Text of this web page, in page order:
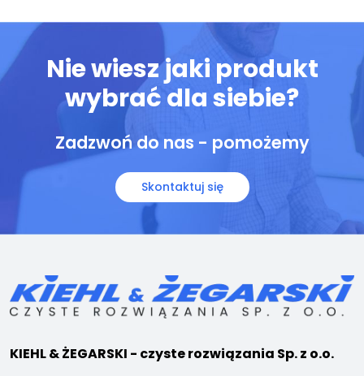
Nie wiesz jaki produkt
wybrać dla siebie?
Zadzwoń do nas - pomożemy
Skontaktuj się
KIEHL & ŻEGARSKI - czyste rozwiązania Sp. z o.o.